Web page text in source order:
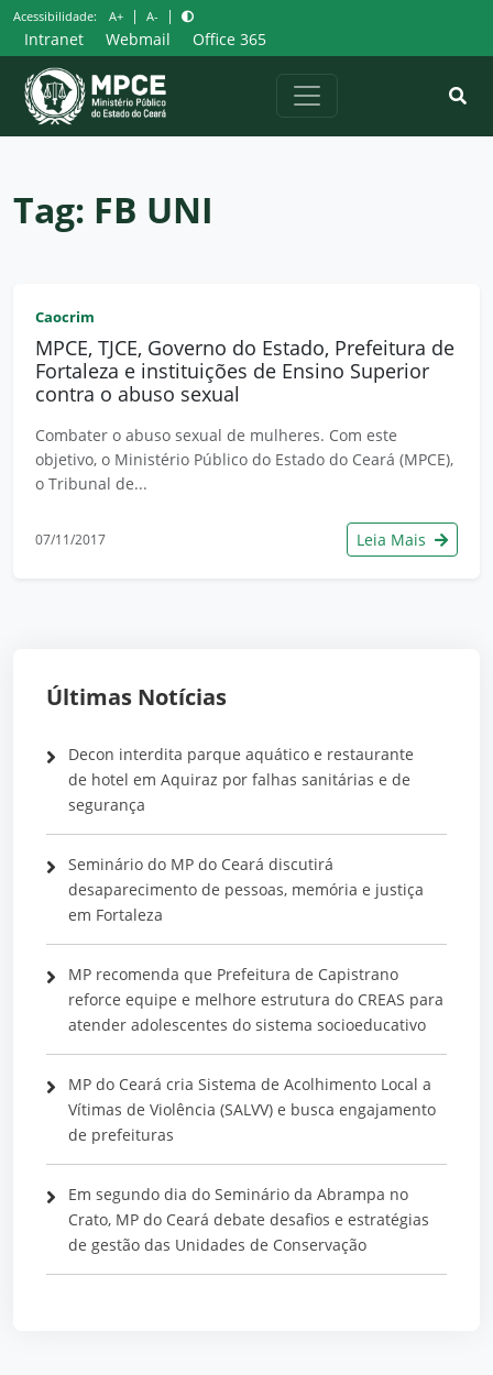
Pular
para
o
conteúdo
Acessibilidade: A+ | A- |
Intranet Webmail Office 365
Tag: FB UNI
Caocrim
MPCE, TJCE, Governo do Estado, Prefeitura de
Fortaleza e instituições de Ensino Superior
contra o abuso sexual
Combater o abuso sexual de mulheres. Com este
objetivo, o Ministério Público do Estado do Ceará (MPCE),
o Tribunal de...
07/11/2017 Leia Mais
Últimas Notícias
Decon interdita parque aquático e restaurante
de hotel em Aquiraz por falhas sanitárias e de
segurança
Seminário do MP do Ceará discutirá
desaparecimento de pessoas, memória e justiça
em Fortaleza
MP recomenda que Prefeitura de Capistrano
reforce equipe e melhore estrutura do CREAS para
atender adolescentes do sistema socioeducativo
MP do Ceará cria Sistema de Acolhimento Local a
Vítimas de Violência (SALVV) e busca engajamento
de prefeituras
Em segundo dia do Seminário da Abrampa no
Crato, MP do Ceará debate desafios e estratégias
de gestão das Unidades de Conservação